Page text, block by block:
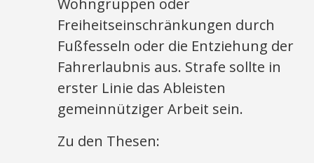
Wohngruppen oder
Freiheitseinschränkungen durch
Fußfesseln oder die Entziehung der
Fahrerlaubnis aus. Strafe sollte in
erster Linie das Ableisten
gemeinnütziger Arbeit sein.
Zu den Thesen: